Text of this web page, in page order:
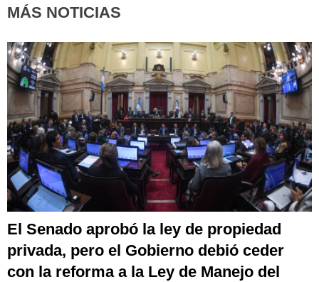
MÁS NOTICIAS
El Senado aprobó la ley de propiedad
privada, pero el Gobierno debió ceder
con la reforma a la Ley de Manejo del